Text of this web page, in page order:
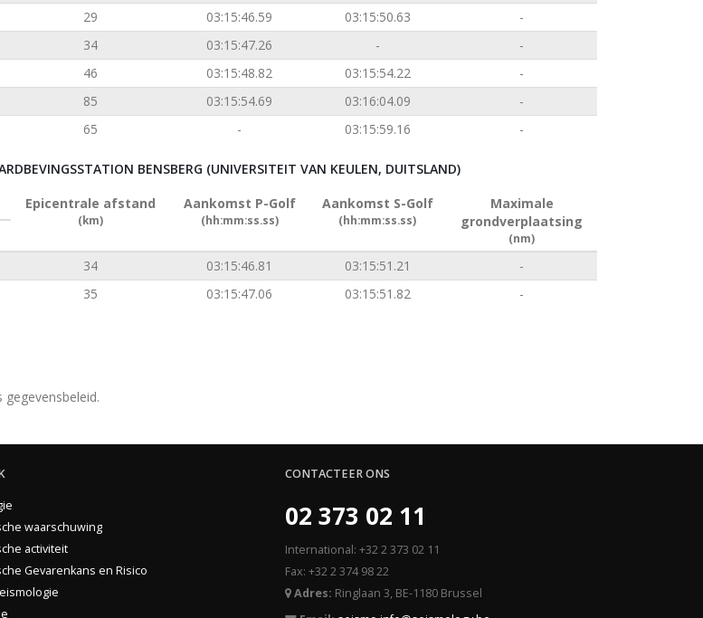
29 03:15:46.59 03:15:50.63
-
34 03:15:47.26 -
-
46 03:15:48.82 03:15:54.22
-
85 03:15:54.69 03:16:04.09
-
65 - 03:15:59.16 -
BENSBERG (UNIVERSITEIT VAN KEULEN, DUITSLAND)
Epicentrale afstand
(km)
Aankomst P-Golf
(hh:mm:ss.ss)
Aankomst S-Golf
(hh:mm:ss.ss)
Maximale
grondverplaatsing
(nm)
34 03:15:46.81 03:15:51.21
-
35 03:15:47.06 03:15:51.82 -
waarschuwing
activiteit
Gevarenkans en Risico
CONTACTEER ONS
02 373 02 11
International: +32 2 373 02 11
Fax: +32 2 374 98 22
Adres: Ringlaan 3, BE-1180 Brussel